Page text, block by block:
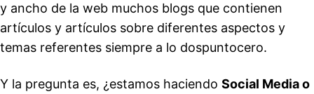
y ancho de la web muchos blogs que contienen
artículos y artículos sobre diferentes aspectos y
temas referentes siempre a lo dospuntocero.
Y la pregunta es, ¿estamos haciendo Social Media o